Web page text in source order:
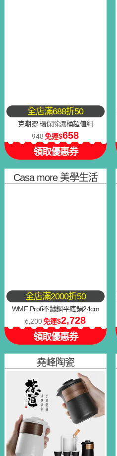
全店滿688折50
克潮靈 環保除濕桶超值組
948免運 658
領取優惠券
全店滿2000折50
WMF Profi不鏽鋼平底鍋24cm
Casa more 美學生活
6,200免運 2,728
領取優惠券
堯峰陶瓷